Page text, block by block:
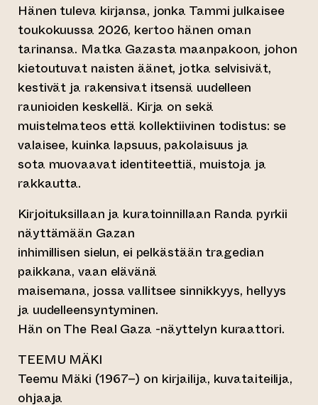
Hänen tuleva kirjansa, jonka Tammi julkaisee
toukokuussa 2026, kertoo hänen oman
tarinansa. Matka Gazasta maanpakoon, johon
kietoutuvat naisten äänet, jotka selvisivät,
kestivät ja rakensivat itsensä uudelleen
raunioiden keskellä. Kirja on sekä
muistelmateos että kollektiivinen todistus: se
valaisee, kuinka lapsuus, pakolaisuus ja
sota muovaavat identiteettiä, muistoja ja
rakkautta.
Kirjoituksillaan ja kuratoinnillaan Randa pyrkii
näyttämään Gazan
inhimillisen sielun, ei pelkästään tragedian
paikkana, vaan elävänä
maisemana, jossa vallitsee sinnikkyys, hellyys
ja uudelleensyntyminen.
Hän on The Real Gaza -näyttelyn kuraattori.
TEEMU MÄKI
Teemu Mäki (1967–) on kirjailija, kuvataiteilija,
ohjaaja